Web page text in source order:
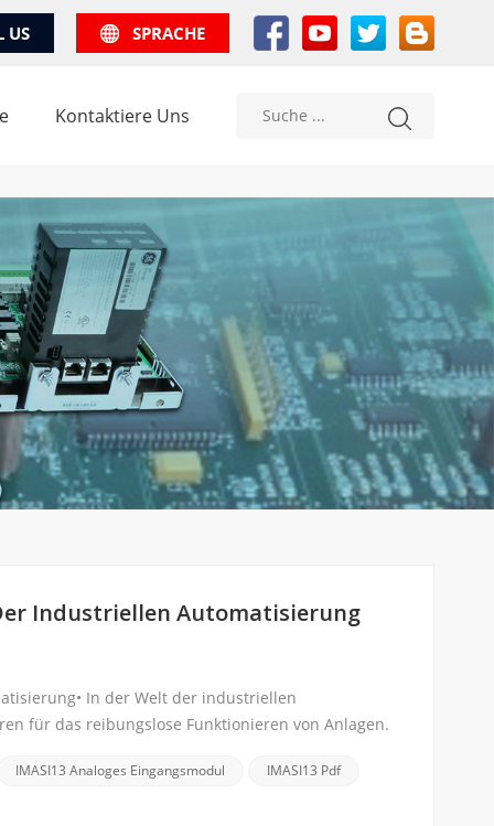
US SPRACHE
Kontaktiere Uns
Industriellen Automatisierung
In der Welt der industriellen
für das reibungslose Funktionieren von Anlagen.
IMASI13 Analoges Eingangsmodul IMASI13 Pdf